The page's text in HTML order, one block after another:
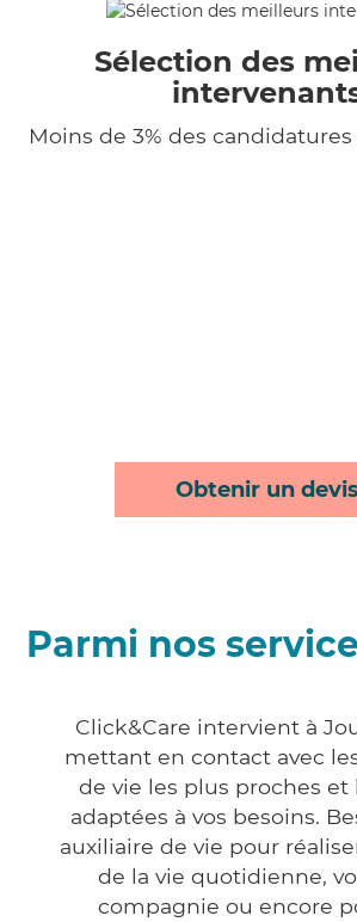
Sélection des
Moins de 3% des
Obtenir un devis
Parmi nos
Click&Care intervient à
mettant en contact avec
de vie les plus proches et
adaptées à vos besoins.
auxiliaire de vie pour
de la vie quotidienne,
compagnie ou encore